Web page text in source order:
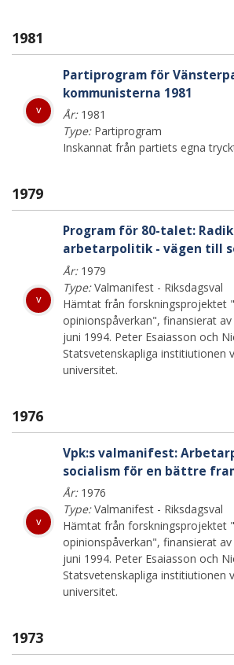
1981
v
Partiprogram för
kommunisterna 1981
År:1981
Type:Partiprogram
Inskannat från partiets egna
1979
v
Program för 80-talet:
arbetarpolitik - vägen till
År:1979
Type:Valmanifest - Riksdagsval
Hämtat från forskningsprojektet
opinionspåverkan", finansierat av
juni 1994. Peter Esaiasson och
Statsvetenskapliga institiutionen
universitet.
1976
v
Vpk:s valmanifest:
socialism för en bättre
År:1976
Type:Valmanifest - Riksdagsval
Hämtat från forskningsprojektet
opinionspåverkan", finansierat av
juni 1994. Peter Esaiasson och
Statsvetenskapliga institiutionen
universitet.
1973